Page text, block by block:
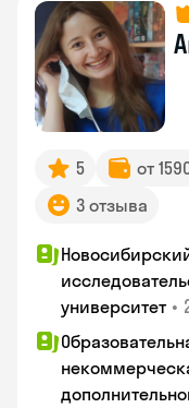
5 от
3 отзыва
университет •